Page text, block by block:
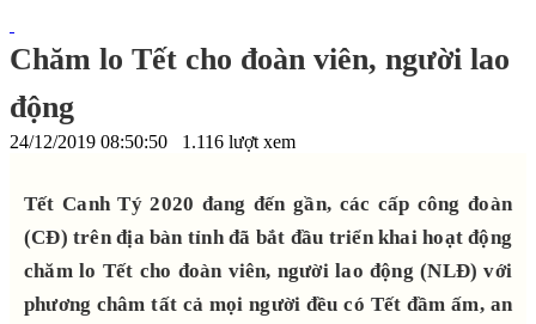
Chăm lo Tết cho đoàn viên, người lao
động
24/12/2019 08:50:50 1.116 lượt xem
Tết Canh Tý 2020 đang đến gần, các cấp công đoàn
(CĐ) trên địa bàn tỉnh đã bắt đầu triển khai hoạt động
chăm lo Tết cho đoàn viên, người lao động (NLĐ) với
phương châm tất cả mọi người đều có Tết đầm ấm, an